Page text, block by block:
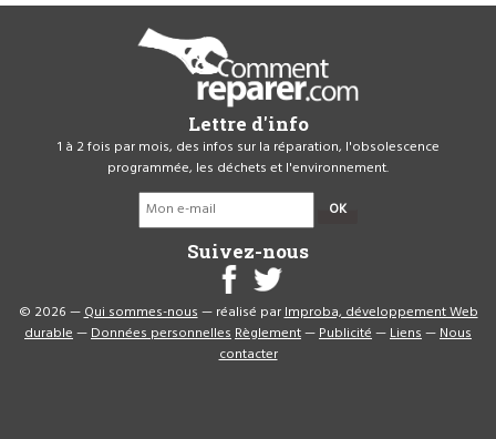
Lettre d'info
1 à 2 fois par mois, des infos sur la réparation, l'obsolescence
programmée, les déchets et l'environnement.
OK
Suivez-nous
© 2026 —Qui sommes-nous— réalisé parImproba, développement Web
durable—Données personnellesRèglement—Publicité—Liens—Nous
contacter